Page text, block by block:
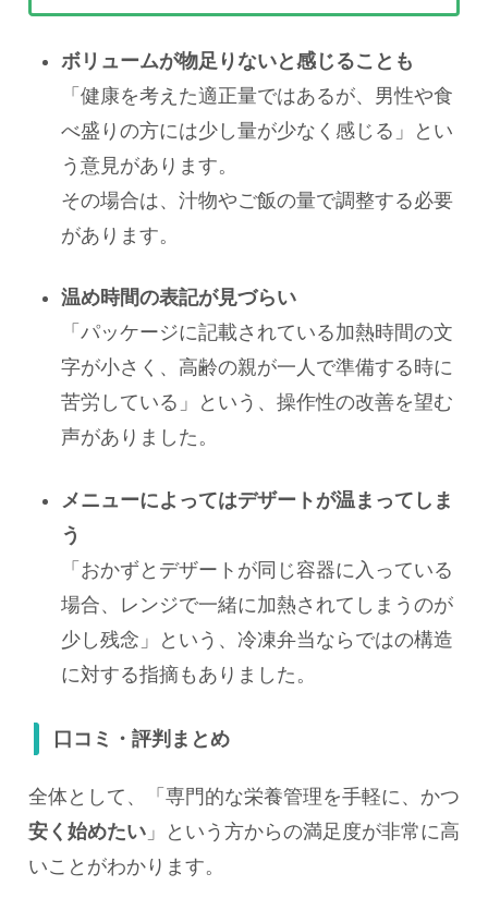
ボリュームが物足りないと感じることも
「健康を考えた適正量ではあるが、男性や食
べ盛りの方には少し量が少なく感じる」とい
う意見があります。
その場合は、汁物やご飯の量で調整する必要
があります。
温め時間の表記が見づらい
「パッケージに記載されている加熱時間の文
字が小さく、高齢の親が一人で準備する時に
苦労している」という、操作性の改善を望む
声がありました。
メニューによってはデザートが温まってしま
う
「おかずとデザートが同じ容器に入っている
場合、レンジで一緒に加熱されてしまうのが
少し残念」という、冷凍弁当ならではの構造
に対する指摘もありました。
口コミ・評判まとめ
全体として、「専門的な栄養管理を手軽に、かつ
安く始めたい 」という方からの満足度が非常に高
いことがわかります。